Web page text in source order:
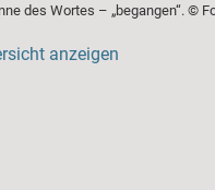
des Wortes – „begangen“. ©
anzeigen